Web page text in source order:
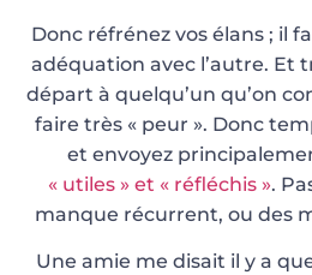
Donc réfrénez vos élans ; il
adéquation avec l’autre. Et
départ à quelqu’un qu’on
faire très « peur ». Donc
et envoyez
« utiles » et « réfléchis ».
manque récurrent, ou des
Une amie me disait il y a